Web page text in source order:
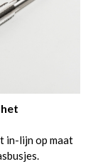
in-lijn op maat